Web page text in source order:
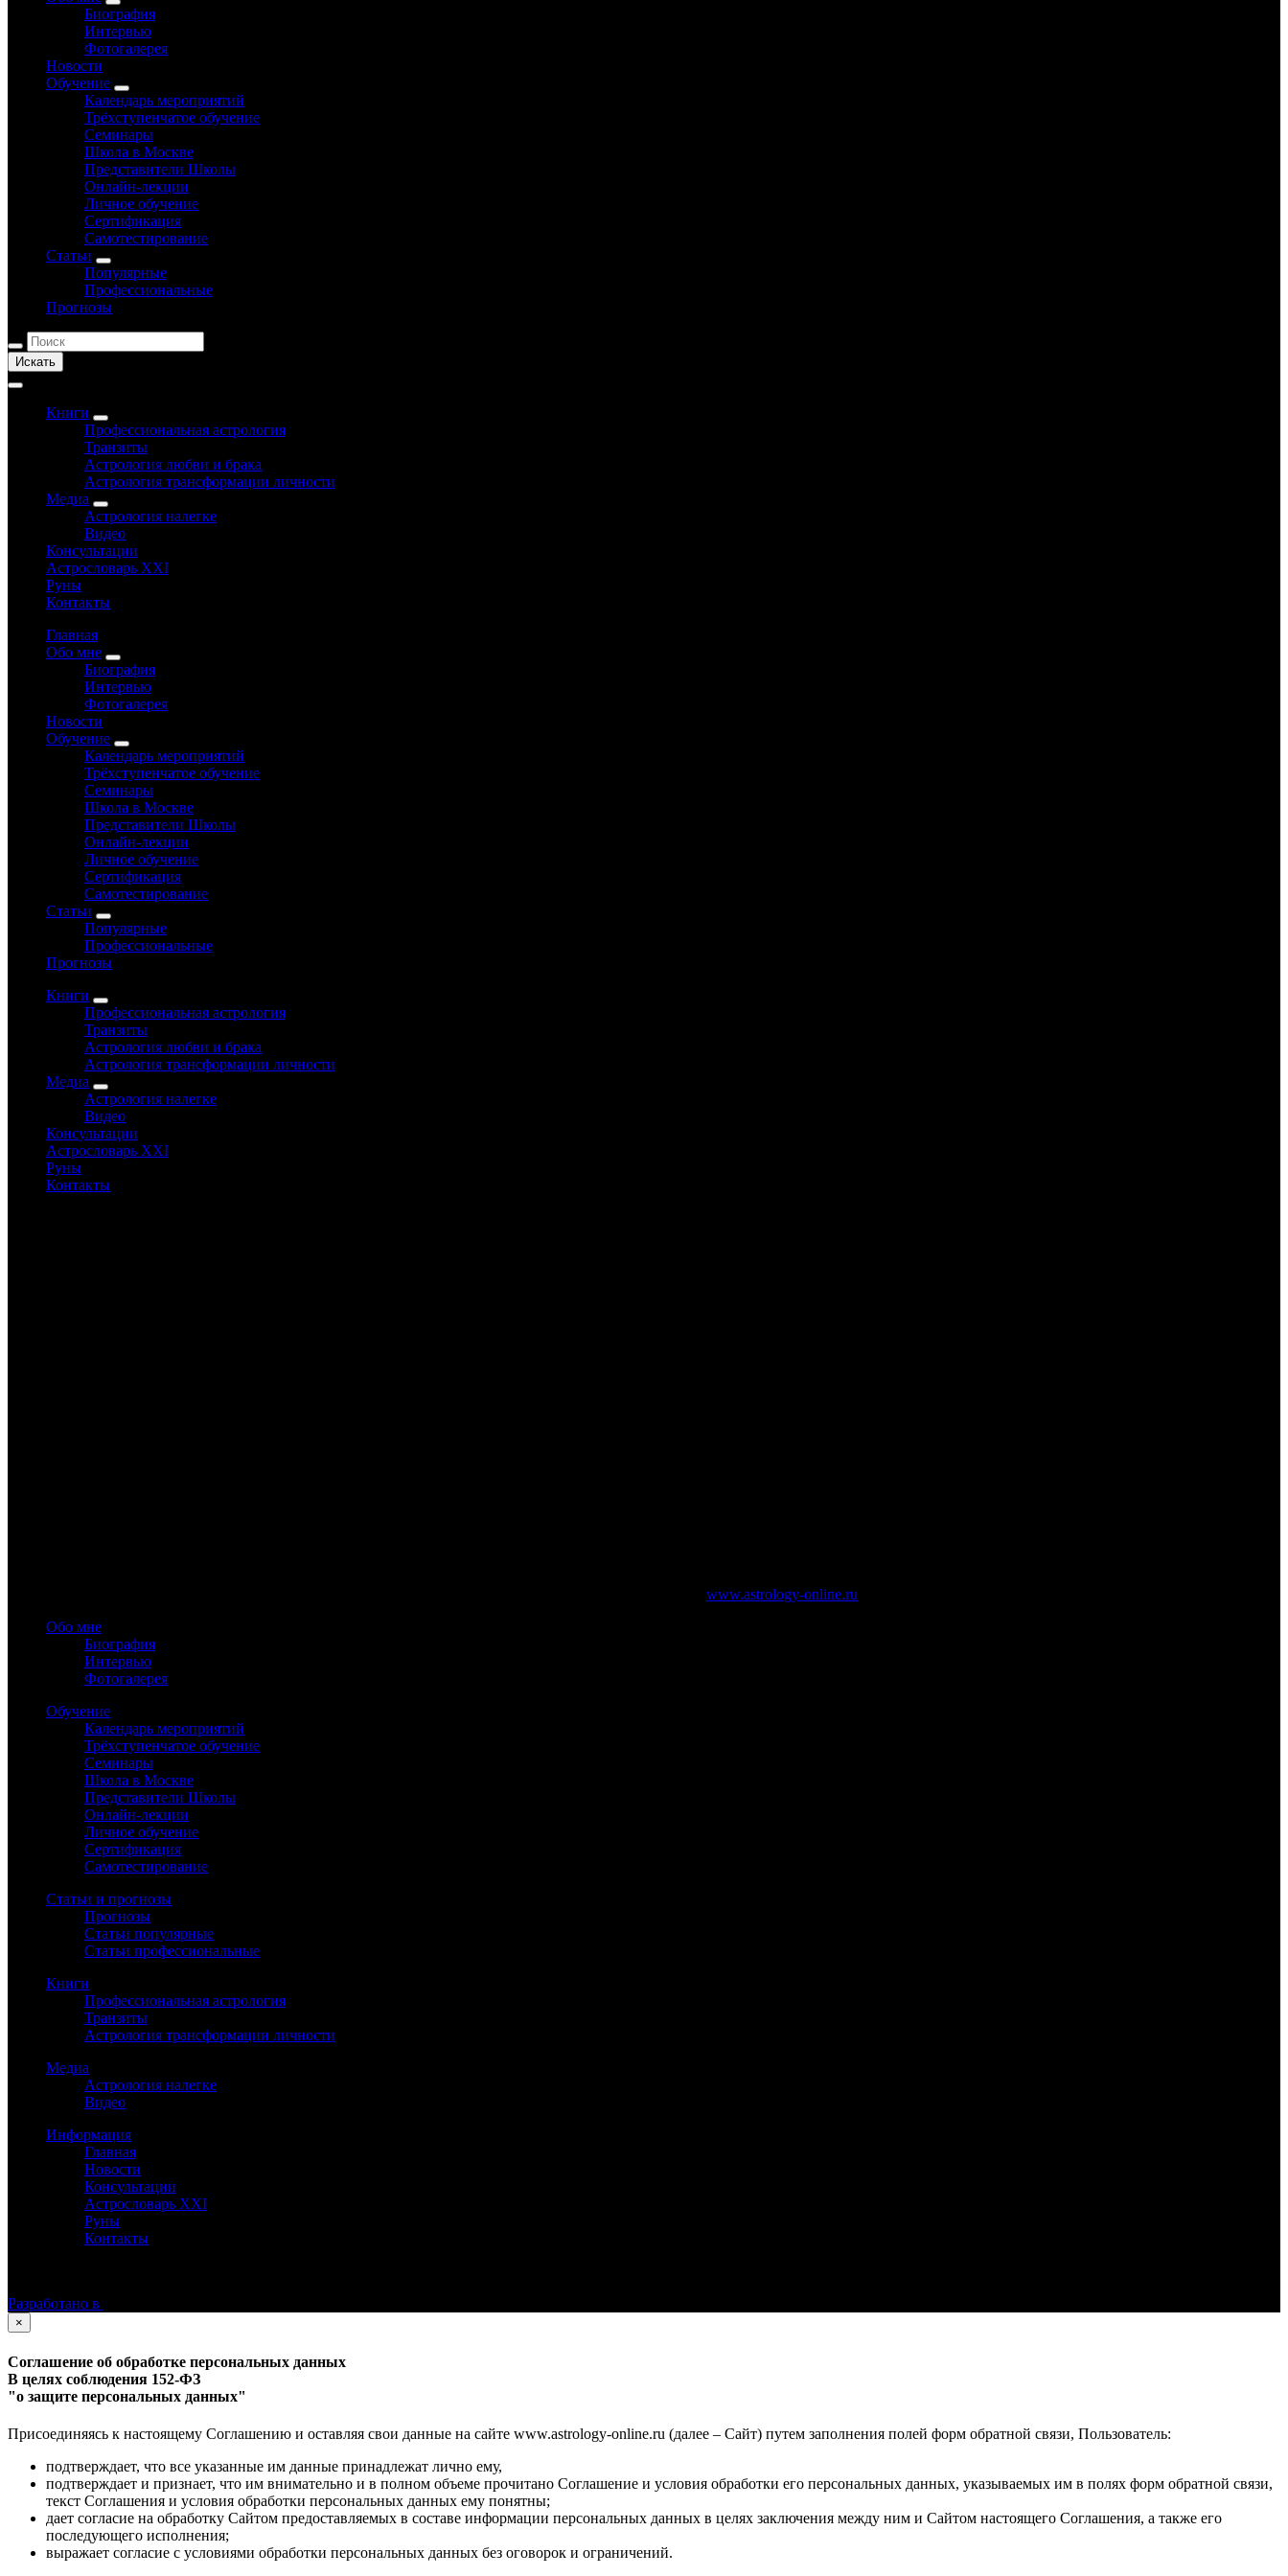
Биография
Интервью
Фотогалерея
Новости
Обучение
Календарь мероприятий
Трёхступенчатое обучение
Семинары
Школа в Москве
Представители Школы
Онлайн-лекции
Личное обучение
Сертификация
Самотестирование
Статьи
Популярные
Профессиональные
Прогнозы
Искать
Книги
Профессиональная астрология
Транзиты
Астрология любви и брака
Астрология трансформации личности
Медиа
Астрология налегке
Видео
Консультации
Астрословарь XXI
Руны
Контакты
Главная
Обо мне
Биография
Интервью
Фотогалерея
Новости
Обучение
Календарь мероприятий
Трёхступенчатое обучение
Семинары
Школа в Москве
Представители Школы
Онлайн-лекции
Личное обучение
Сертификация
Самотестирование
Статьи
Популярные
Профессиональные
Прогнозы
Книги
Профессиональная астрология
Транзиты
Астрология любви и брака
Астрология трансформации личности
Медиа
Астрология налегке
Видео
Консультации
Астрословарь XXI
Руны
Контакты
www.astrology-online.ru
Обо мне
Биография
Интервью
Фотогалерея
Обучение
Календарь мероприятий
Трёхступенчатое обучение
Семинары
Школа в Москве
Представители Школы
Онлайн-лекции
Личное обучение
Сертификация
Самотестирование
Статьи и прогнозы
Прогнозы
Статьи популярные
Статьи профессиональные
Книги
Профессиональная астрология
Транзиты
Астрология трансформации личности
Медиа
Астрология налегке
Видео
Информация
Главная
Новости
Консультации
Астрословарь XXI
Руны
Контакты
Разработано в
×
Соглашение об обработке персональных данных
В целях соблюдения 152-ФЗ
"о защите персональных данных"
Присоединяясь к настоящему Соглашению и оставляя свои данные на сайте www.astrology-online.ru (далее – Сайт) путем заполнения полей форм обратной связи, Пользователь:
подтверждает, что все указанные им данные принадлежат лично ему,
подтверждает и признает, что им внимательно и в полном объеме прочитано Соглашение и условия обработки его персональных данных, указываемых им в полях форм обратной связи,
текст Соглашения и условия обработки персональных данных ему понятны;
дает согласие на обработку Сайтом предоставляемых в составе информации персональных данных в целях заключения между ним и Сайтом настоящего Соглашения, а также его
последующего исполнения;
выражает согласие с условиями обработки персональных данных без оговорок и ограничений.